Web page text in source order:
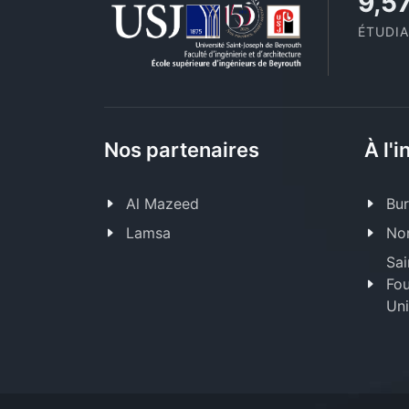
Nos partenaires
Al Mazeed
Lamsa
À